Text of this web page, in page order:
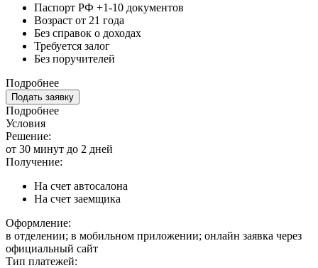
Паспорт РФ +1-10 документов
Возраст от 21 года
Без справок о доходах
Требуется залог
Без поручителей
Подробнее
Подать заявку
Подробнее
Условия
Решение:
от 30 минут до 2 дней
Получение:
На счет автосалона
На счет заемщика
Оформление:
в отделении; в мобильном приложении; онлайн заявка через
официальный сайт
Тип платежей: